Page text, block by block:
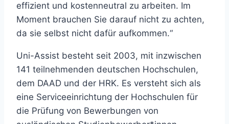
effizient und kostenneutral zu arbeiten. Im
Moment brauchen Sie darauf nicht zu achten,
da sie selbst nicht dafür aufkommen.“
Uni-Assist besteht seit 2003, mit inzwischen
141 teilnehmenden deutschen Hochschulen,
dem DAAD und der HRK. Es versteht sich als
eine Serviceeinrichtung der Hochschulen für
die Prüfung von Bewerbungen von